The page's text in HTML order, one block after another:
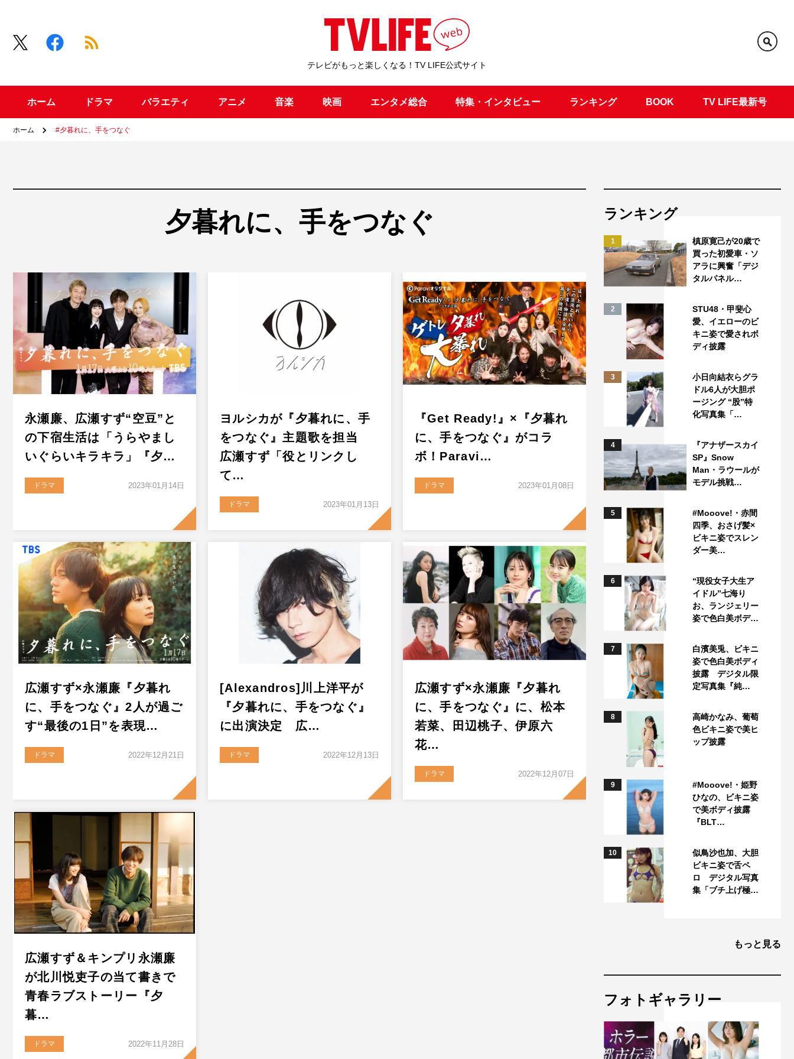
テレビがもっと楽しくなる！TV LIFE公式サイト
ホーム ドラマ バラエティ アニメ 音楽 映画 エンタメ総合 特集・インタビュー ランキング BOOK TV LIFE最新号
ホーム #夕暮れに、手をつなぐ
夕暮れに、手をつなぐ
永瀬廉、広瀬すず“空豆”と
の下宿生活は「うらやまし
いぐらいキラキラ」『夕…
ドラマ 2023年01月14日
ヨルシカが『夕暮れに、手
をつなぐ』主題歌を担当
広瀬すず「役とリンクし
て…
ドラマ 2023年01月13日
『Get Ready!』×『夕暮れ
に、手をつなぐ』がコラ
ボ！Paravi…
ドラマ 2023年01月08日
広瀬すず×永瀬廉『夕暮れ
に、手をつなぐ』2人が過ご
す“最後の1日”を表現…
ドラマ 2022年12月21日
[Alexandros]川上洋平が
『夕暮れに、手をつなぐ』
に出演決定 広…
ドラマ 2022年12月13日
広瀬すず×永瀬廉『夕暮れ
に、手をつなぐ』に、松本
若菜、田辺桃子、伊原六
花…
ドラマ 2022年12月07日
広瀬すず＆キンプリ永瀬廉
が北川悦吏子の当て書きで
青春ラブストーリー『夕
暮…
ドラマ 2022年11月28日
ランキング
1
槙原寛己が20歳で
買った初愛車・ソ
アラに興奮「デジ
タルパネル…
2
STU48・甲斐心
愛、イエローのビ
キニ姿で愛されボ
ディ披露
3
小日向結衣らグラ
ドル6人が大胆ポ
ージング “股”特
化写真集「…
4
『アナザースカイ
SP』Snow
Man・ラウールが
モデル挑戦…
5
#Mooove!・赤間
四季、おさげ髪×
ビキニ姿でスレン
ダー美…
6
“現役女子大生ア
イドル”七海り
お、ランジェリー
姿で色白美ボデ…
7
白濱美兎、ビキニ
姿で色白美ボディ
披露 デジタル限
定写真集『純…
8
高崎かなみ、葡萄
色ビキニ姿で美ヒ
ップ披露
9
#Mooove!・姫野
ひなの、ビキニ姿
で美ボディ披露
『BLT…
10
似鳥沙也加、大胆
ビキニ姿で舌ペ
ロ デジタル写真
集「ブチ上げ極…
もっと見る
フォトギャラリー